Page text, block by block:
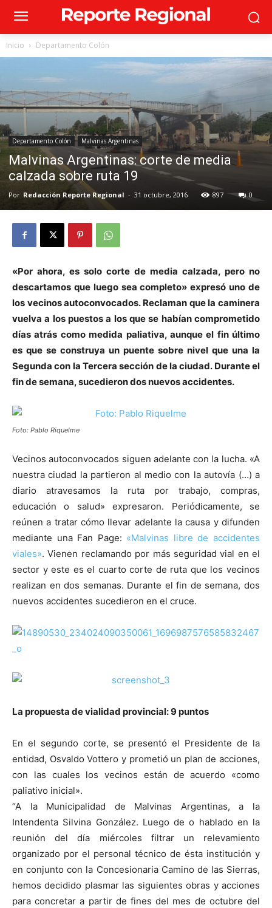
Inicio Departamento Colón
Departamento Colón Malvinas Argentinas
Malvinas Argentinas: corte de media
calzada sobre ruta 19
Por Redacción Reporte Regional - 31 octubre, 2016 897 0
«Por ahora, es solo corte de media calzada, pero no
descartamos que luego sea completo» expresó uno de
los vecinos autoconvocados. Reclaman que la caminera
vuelva a los puestos a los que se habían comprometido
días atrás como medida paliativa, aunque el fin último
es que se construya un puente sobre nivel que una la
Segunda con la Tercera sección de la ciudad. Durante el
fin de semana, sucedieron dos nuevos accidentes.
Foto: Pablo Riquelme
Vecinos autoconvocados siguen adelante con la lucha. «A
nuestra ciudad la partieron al medio con la autovía (…) a
diario atravesamos la ruta por trabajo, compras,
educación o salud» expresaron. Periódicamente, se
reúnen a tratar cómo llevar adelante la causa y difunden
mediante una Fan Page: «Malvinas libre de accidentes
viales». Vienen reclamando por más seguridad vial en el
sector y este es el cuarto corte de ruta que los vecinos
realizan en dos semanas. Durante el fin de semana, dos
nuevos accidentes sucedieron en el cruce.
La propuesta de vialidad provincial: 9 puntos
En el segundo corte, se presentó el Presidente de la
entidad, Osvaldo Vottero y prometió un plan de acciones,
con las cuales los vecinos están de acuerdo «como
paliativo inicial».
“A la Municipalidad de Malvinas Argentinas, a la
Intendenta Silvina González. Luego de o hablado en la
reunión del día miércoles filtrar un relevamiento
organizado por el personal técnico de ésta institución y
en conjunto con la Concesionaria Camino de las Sierras,
hemos decidido plasmar las siguientes obras y acciones
para concretar a partir de fines del mes de octubre del